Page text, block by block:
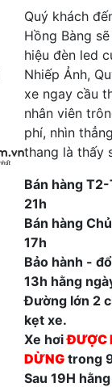
Quý khách
Hồng Bàng
hiệu đèn led
Nhiếp Ảnh,
xe ngay cầu
nhân viên
phí, nhìn
thang là thấy
Bán hàng
21h
Bán hàng
17h
Bảo hành -
13h hằng
Đường lớn 2
kẹt xe.
Xe hơiĐƯỢC
DỪNG trong
Sau 19H